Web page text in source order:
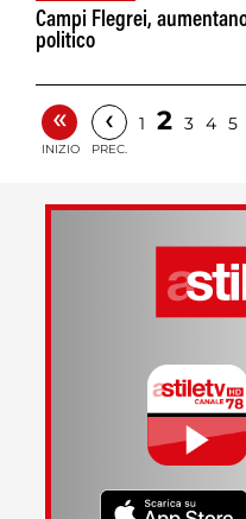
Campi Flegrei,
politico
«
INIZIO
‹
PREC.
1 2 3 4 5